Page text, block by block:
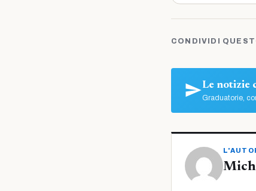
CONDIVIDI
Le notizie
Graduatorie,